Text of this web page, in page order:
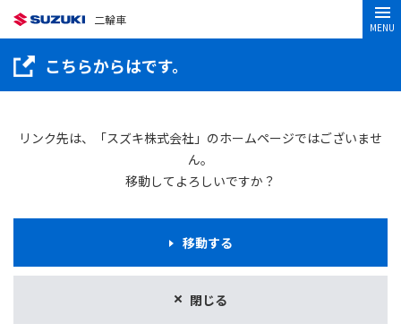
二輪車
MENU
こちらからはです。
リンク先は、「スズキ株式会社」のホームページではございませ
ん。
移動してよろしいですか？
閉じる
移動する